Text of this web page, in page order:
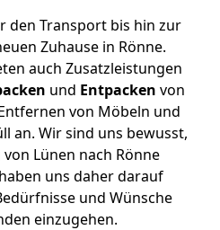
den Transport bis hin zur
Zuhause in Rönne.
auch Zusatzleistungen
und Entpacken von
von Möbeln und
an. Wir sind uns bewusst,
Lünen nach Rönne
uns daher darauf
und Wünsche
einzugehen.